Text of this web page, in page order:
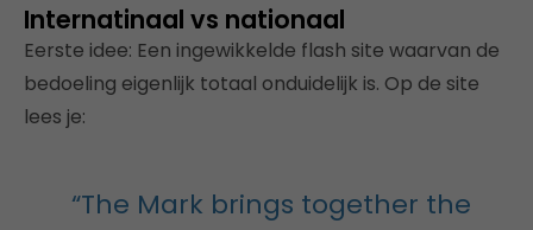
Internatinaal vs nationaal
Eerste idee: Een ingewikkelde flash site waarvan de
bedoeling eigenlijk totaal onduidelijk is. Op de site
lees je:
“The Mark brings together the